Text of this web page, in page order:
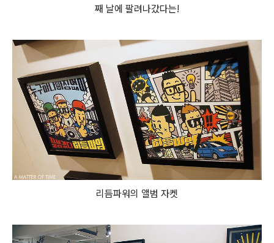
째 날에 팔려나갔다는!
리듬파워의 앨범 자켓